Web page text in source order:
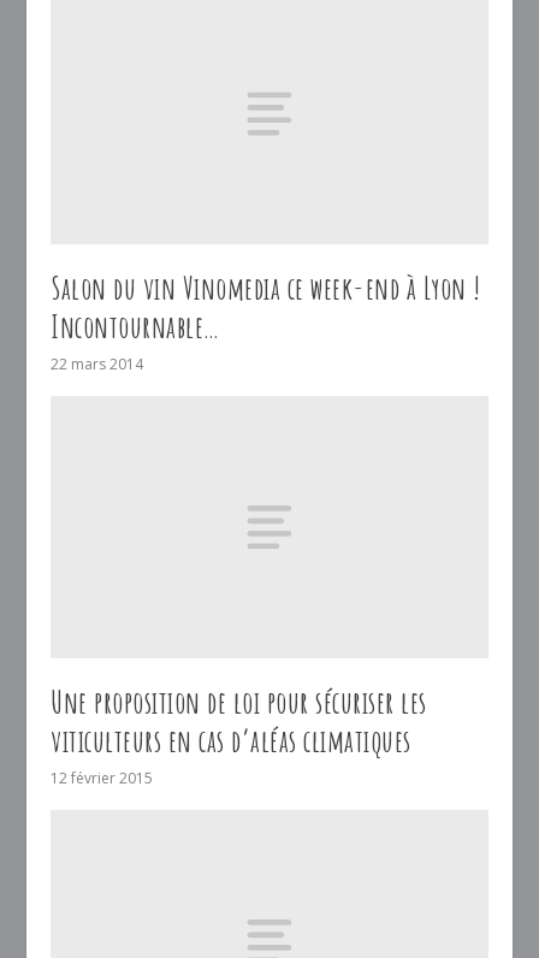
Salon du vin Vinomedia ce week-end à Lyon !
Incontournable…
22 mars 2014
Une proposition de loi pour sécuriser les
viticulteurs en cas d’aléas climatiques
12 février 2015